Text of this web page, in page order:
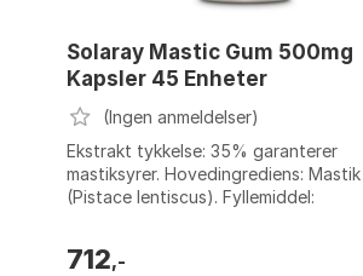
Solaray Mastic Gum 500mg
Kapsler 45 Enheter
(Ingen anmeldelser)
Ekstrakt tykkelse: 35% garanterer
mastiksyrer. Hovedingrediens: Mastik
(Pistace lentiscus). Fyllemiddel:
712,-